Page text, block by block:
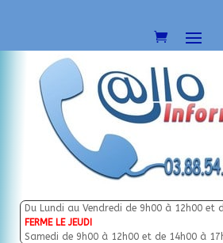
Du Lundi au Vendredi de 9h00 à 12h00 et
FERME LE JEUDI
Samedi de 9h00 à 12h00 et de 14h00 à